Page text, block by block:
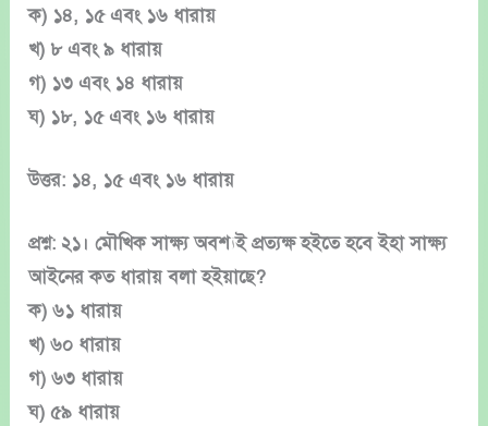
ক) ১৪, ১৫ এবং ১৬ ধারায়
খ) ৮ এবং ৯ ধারায়
গ) ১৩ এবং ১৪ ধারায়
ঘ) ১৮, ১৫ এবং ১৬ ধারায়
উত্তর: ১৪, ১৫ এবং ১৬ ধারায়
প্রশ্ন: ২১। মৌখিক সাক্ষ্য অবশ্যই প্রত্যক্ষ হইতে হবে ইহা সাক্ষ্য
আইনের কত ধারায় বলা হইয়াছে?
ক) ৬১ ধারায়
খ) ৬০ ধারায়
গ) ৬৩ ধারায়
ঘ) ৫৯ ধারায়